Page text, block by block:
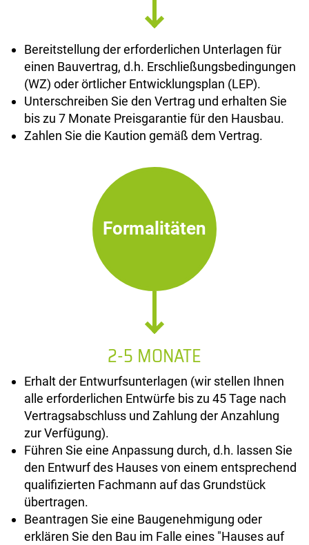
Bereitstellung der erforderlichen Unterlagen für
einen Bauvertrag, d.h. Erschließungsbedingungen
(WZ) oder örtlicher Entwicklungsplan (LEP).
Unterschreiben Sie den Vertrag und erhalten Sie
bis zu 7 Monate Preisgarantie für den Hausbau.
Zahlen Sie die Kaution gemäß dem Vertrag.
Formalitäten
2-5 MONATE
Erhalt der Entwurfsunterlagen (wir stellen Ihnen
alle erforderlichen Entwürfe bis zu 45 Tage nach
Vertragsabschluss und Zahlung der Anzahlung
zur Verfügung).
Führen Sie eine Anpassung durch, d.h. lassen Sie
den Entwurf des Hauses von einem entsprechend
qualifizierten Fachmann auf das Grundstück
übertragen.
Beantragen Sie eine Baugenehmigung oder
erklären Sie den Bau im Falle eines "Hauses auf